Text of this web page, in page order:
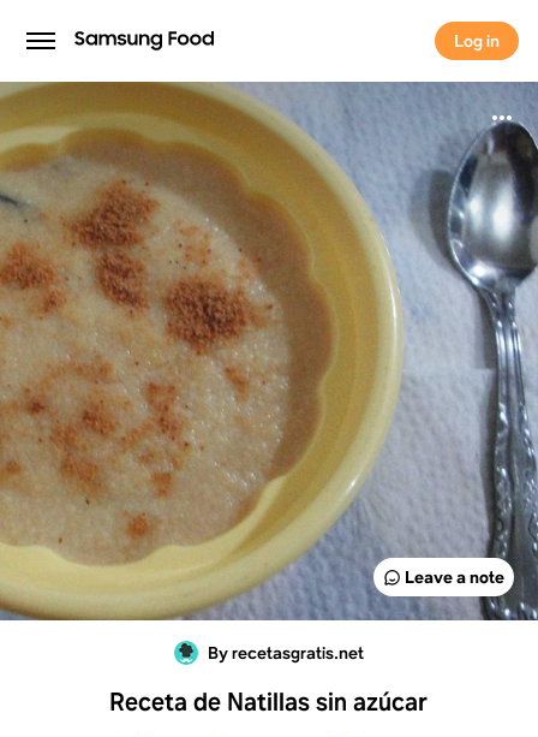
Log in
Log in
Leave a note
By recetasgratis.net
Receta de Natillas sin azúcar